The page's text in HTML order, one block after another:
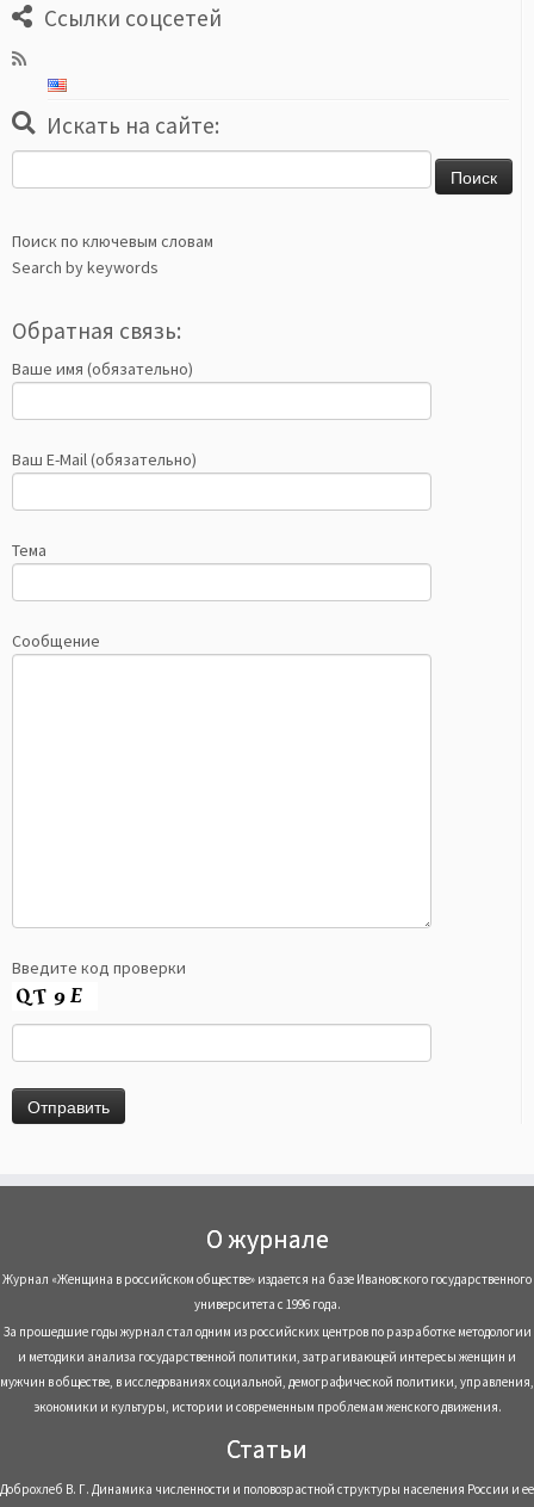
Ссылки соцсетей
Искать на сайте:
Поиск по ключевым словам
Search by keywords
Обратная связь:
Ваше имя (обязательно)
Ваш E-Mail (обязательно)
Тема
Сообщение
Введите код проверки
О журнале
Журнал «Женщина в российском обществе» издается на базе Ивановского государственного
университета с 1996 года.
За прошедшие годы журнал стал одним из российских центров по разработке методологии
и методики анализа государственной политики, затрагивающей интересы женщин и
мужчин в обществе, в исследованиях социальной, демографической политики, управления,
экономики и культуры, истории и современным проблемам женского движения.
Статьи
Доброхлеб В. Г. Динамика численности и половозрастной структуры населения России и ее